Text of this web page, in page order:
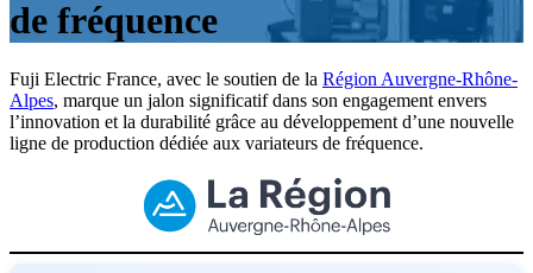
de fréquence
Fuji Electric France, avec le soutien de la Région Auvergne-Rhône-
Alpes, marque un jalon significatif dans son engagement envers
l’innovation et la durabilité grâce au développement d’une nouvelle
ligne de production dédiée aux variateurs de fréquence.